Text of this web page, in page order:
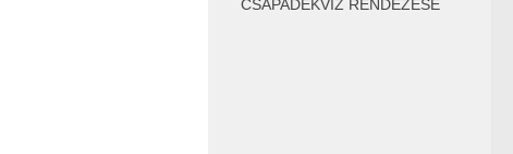
CSAPADÉKVÍZ RENDEZÉSE